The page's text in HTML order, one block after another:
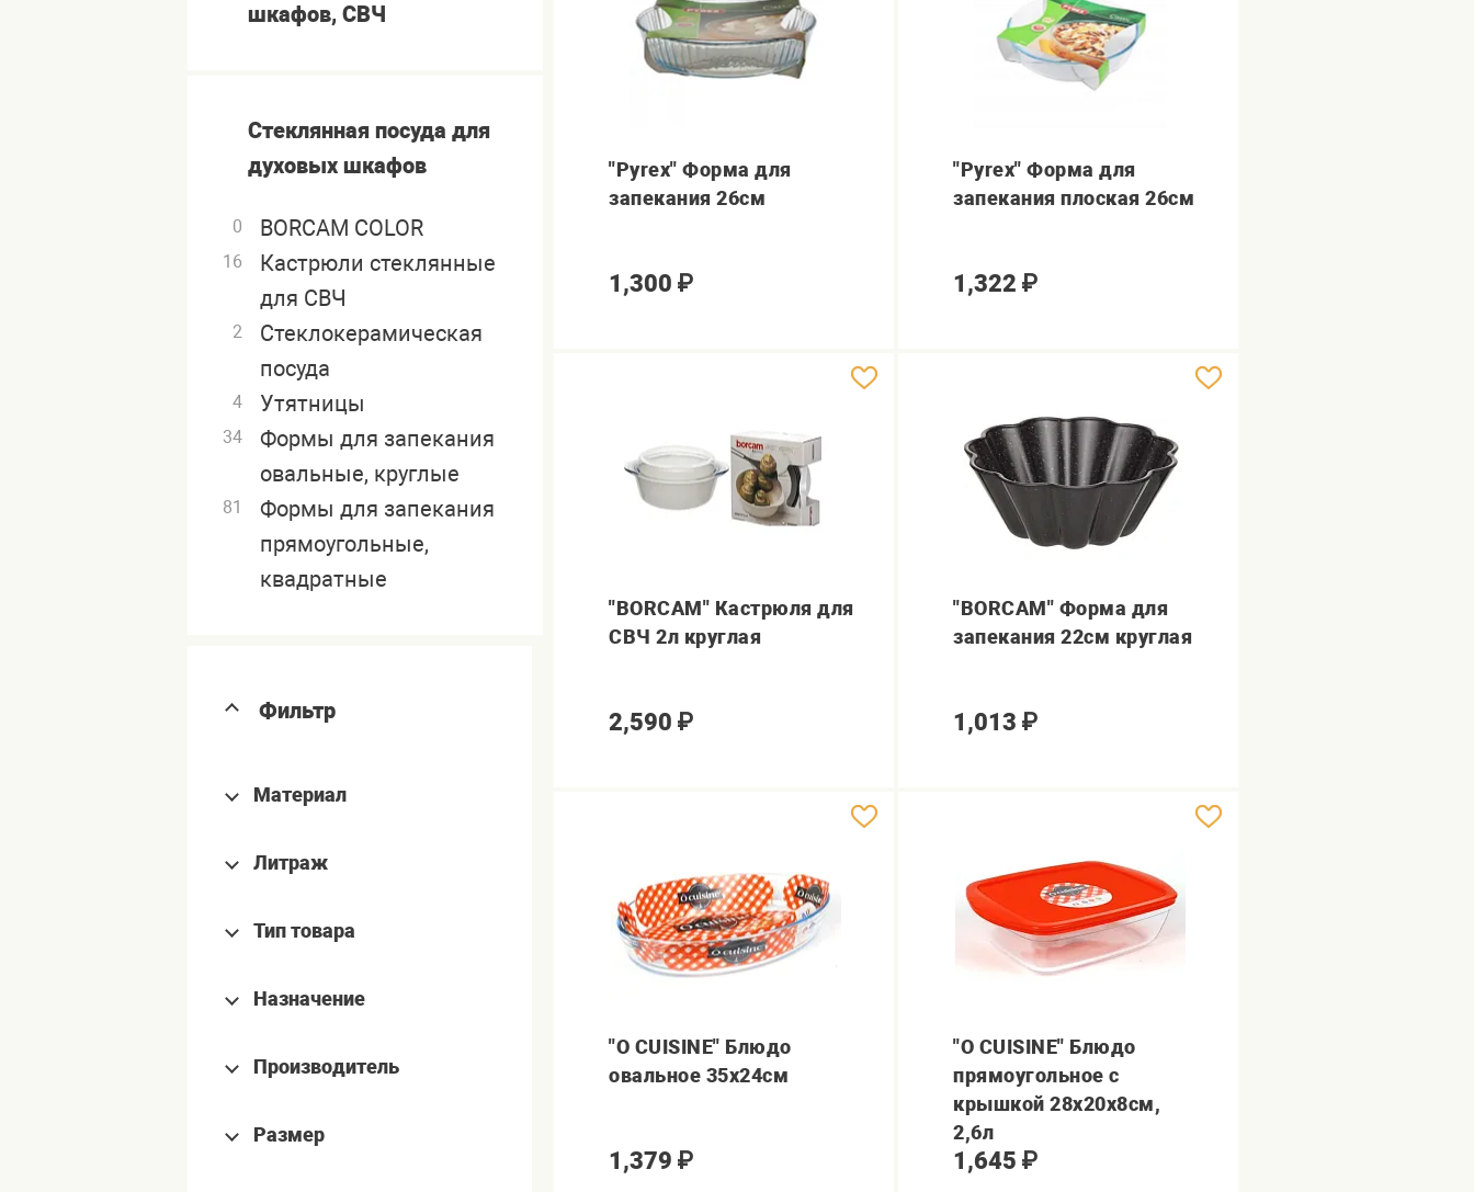
шкафов, СВЧ
Стеклянная посуда для
духовых шкафов
0 BORCAM COLOR
16
Кастрюли стеклянные
для СВЧ
2
Стеклокерамическая
посуда
4 Утятницы
34
Формы для запекания
овальные, круглые
81
Формы для запекания
прямоугольные,
квадратные
Фильтр
Материал
Литраж
Тип товара
Назначение
Производитель
Размер
"Pyrex" Форма для
запекания 26см
1,300 ₽
"Pyrex" Форма для
запекания плоская 26см
1,322 ₽
"BORCAM" Кастрюля для
СВЧ 2л круглая
2,590 ₽
"BORCAM" Форма для
запекания 22см круглая
1,013 ₽
"O CUISINE" Блюдо
овальное 35x24см
1,379 ₽
"O CUISINE" Блюдо
прямоугольное с
крышкой 28x20x8см,
2,6л
1,645 ₽